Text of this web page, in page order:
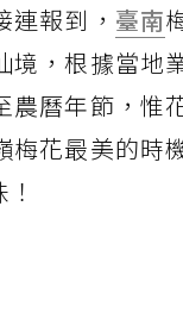
報到， 臺南
境，根據當地
農曆年節，惟
梅花最美的時